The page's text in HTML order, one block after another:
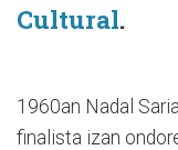
Cultural.
1960an Nadal
finalista izan